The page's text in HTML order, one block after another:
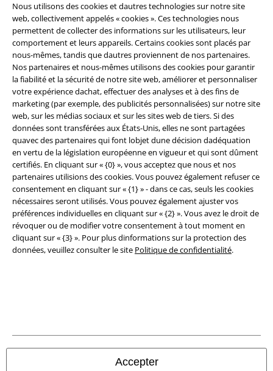
Nous utilisons des cookies et dautres technologies sur notre site
web, collectivement appelés « cookies ». Ces technologies nous
permettent de collecter des informations sur les utilisateurs, leur
comportement et leurs appareils. Certains cookies sont placés par
nous-mêmes, tandis que dautres proviennent de nos partenaires.
Nos partenaires et nous-mêmes utilisons des cookies pour garantir
la fiabilité et la sécurité de notre site web, améliorer et personnaliser
votre expérience dachat, effectuer des analyses et à des fins de
marketing (par exemple, des publicités personnalisées) sur notre site
web, sur les médias sociaux et sur les sites web de tiers. Si des
données sont transférées aux États-Unis, elles ne sont partagées
quavec des partenaires qui font lobjet dune décision dadéquation
en vertu de la législation européenne en vigueur et qui sont dûment
certifiés. En cliquant sur « {0} », vous acceptez que nous et nos
partenaires utilisions des cookies. Vous pouvez également refuser ce
consentement en cliquant sur « {1} » - dans ce cas, seuls les cookies
nécessaires seront utilisés. Vous pouvez également ajuster vos
préférences individuelles en cliquant sur « {2} ». Vous avez le droit de
révoquer ou de modifier votre consentement à tout moment en
cliquant sur « {3} ». Pour plus dinformations sur la protection des
données, veuillez consulter le site Politique de confidentialité.
Accepter
Légal
Conditions générales
Éditeur
Clauses de confidentialité